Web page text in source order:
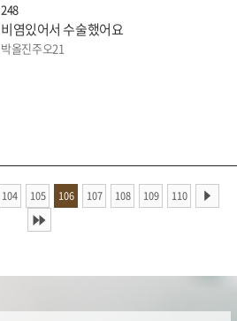
248
비염있어서 수술했어요
박올진주오21
104 105 106 107 108 109 110